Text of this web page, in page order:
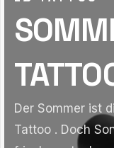
Der Sommer ist
Tattoo . Doch
Der Sommer ist
Tattoo . Doch